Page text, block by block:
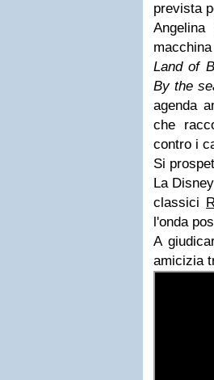
prevista
Angelina
Land of
By the
agenda
che
contro i
Si
La Disney
classici
l'onda
A
amicizia